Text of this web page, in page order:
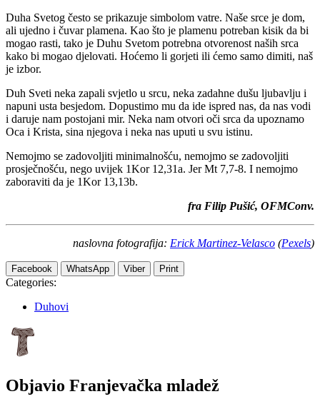
Duha Svetog često se prikazuje simbolom vatre. Naše srce je dom,
ali ujedno i čuvar plamena. Kao što je plamenu potreban kisik da bi
mogao rasti, tako je Duhu Svetom potrebna otvorenost naših srca
kako bi mogao djelovati. Hoćemo li gorjeti ili ćemo samo dimiti, naš
je izbor.
Duh Sveti neka zapali svjetlo u srcu, neka zadahne dušu ljubavlju i
napuni usta besjedom. Dopustimo mu da ide ispred nas, da nas vodi
i daruje nam postojani mir. Neka nam otvori oči srca da upoznamo
Oca i Krista, sina njegova i neka nas uputi u svu istinu.
Nemojmo se zadovoljiti minimalnošću, nemojmo se zadovoljiti
prosječnošću, nego uvijek 1Kor 12,31a. Jer Mt 7,7-8. I nemojmo
zaboraviti da je 1Kor 13,13b.
fra Filip Pušić, OFMConv.
naslovna fotografija: Erick Martinez-Velasco (Pexels)
Facebook WhatsApp Viber Print
Categories:
Duhovi
Objavio Franjevačka mladež